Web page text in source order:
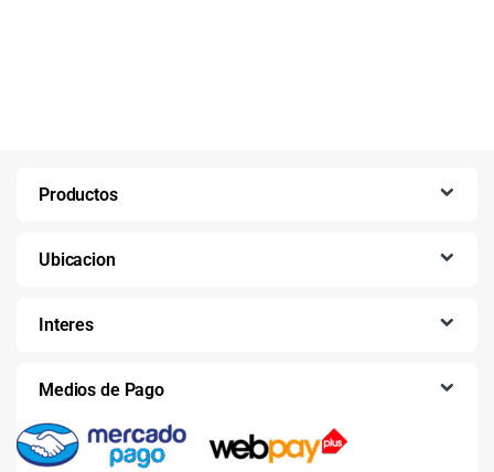
Productos
Ubicacion
Interes
Medios de Pago